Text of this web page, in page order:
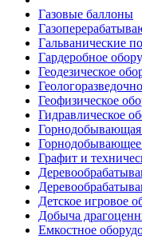
Газовые баллоны
Гальванические
Гардеробное
Геодезическое
Геофизическое
Гидравлическое
Горнодобывающее
Графит и
Детское игровое
Добыча
Емкостное